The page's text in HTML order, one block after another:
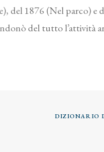
del 1876 (Nel parco) e
del tutto l’attività
DIZIONARIO